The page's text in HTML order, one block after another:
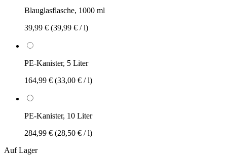
Blauglasflasche, 1000 ml
39,99 € (39,99 € / l)
PE-Kanister, 5 Liter
164,99 € (33,00 € / l)
PE-Kanister, 10 Liter
284,99 € (28,50 € / l)
Auf Lager